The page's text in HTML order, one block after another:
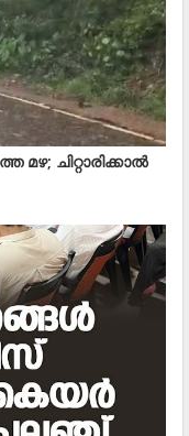
ചിറ്റാരിക്കാല്‍